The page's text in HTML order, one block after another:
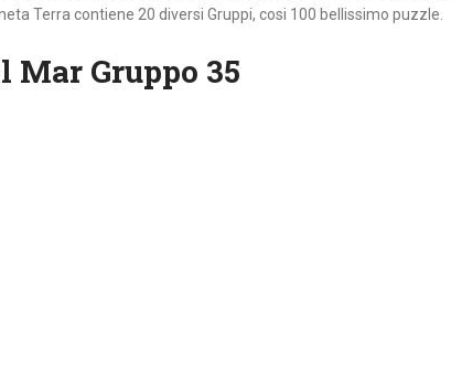
Terra contiene 20 diversi Gruppi, cosi 100 bellissimo puzzle.
Mar Gruppo 35